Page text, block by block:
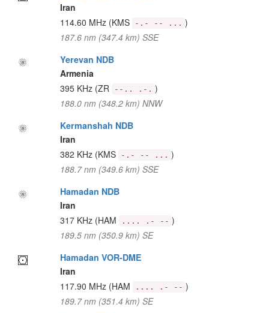
Iran
114.60 MHz (KMS -.- -- ... )
187.6 nm (347.4 km) SSE
Yerevan NDB
Armenia
395 KHz (ZR --.. .-. )
188.0 nm (348.2 km) NNW
Kermanshah NDB
Iran
382 KHz (KMS -.- -- ... )
188.7 nm (349.6 km) SSE
Hamadan NDB
Iran
317 KHz (HAM .... .- -- )
189.5 nm (350.9 km) SE
Hamadan VOR-DME
Iran
117.90 MHz (HAM .... .- -- )
189.7 nm (351.4 km) SE